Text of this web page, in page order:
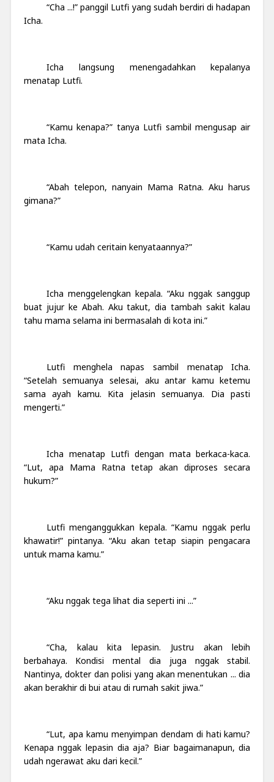
“Cha ...!” panggil Lutfi yang sudah berdiri di hadapan
Icha.
Icha langsung menengadahkan kepalanya
menatap Lutfi.
“Kamu kenapa?” tanya Lutfi sambil mengusap air
mata Icha.
“Abah telepon, nanyain Mama Ratna. Aku harus
gimana?”
“Kamu udah ceritain kenyataannya?”
Icha menggelengkan kepala. “Aku nggak sanggup
buat jujur ke Abah. Aku takut, dia tambah sakit kalau
tahu mama selama ini bermasalah di kota ini.”
Lutfi menghela napas sambil menatap Icha.
“Setelah semuanya selesai, aku antar kamu ketemu
sama ayah kamu. Kita jelasin semuanya. Dia pasti
mengerti.”
Icha menatap Lutfi dengan mata berkaca-kaca.
“Lut, apa Mama Ratna tetap akan diproses secara
hukum?”
Lutfi menganggukkan kepala. “Kamu nggak perlu
khawatir!” pintanya. “Aku akan tetap siapin pengacara
untuk mama kamu.”
“Aku nggak tega lihat dia seperti ini ...”
“Cha, kalau kita lepasin. Justru akan lebih
berbahaya. Kondisi mental dia juga nggak stabil.
Nantinya, dokter dan polisi yang akan menentukan ... dia
akan berakhir di bui atau di rumah sakit jiwa.”
“Lut, apa kamu menyimpan dendam di hati kamu?
Kenapa nggak lepasin dia aja? Biar bagaimanapun, dia
udah ngerawat aku dari kecil.”